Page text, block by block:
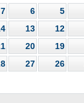
5
6
7
12
13
19
20
26
27